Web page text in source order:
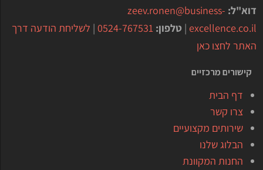
דוא"ל: zeev.ronen@business-
excellence.co.il
| טלפון: 0524-767531
| לשליחת הודעה דרך
האתר לחצו כאן
קישורים מרכזיים
דף הבית
צרו קשר
שירותים מקצועיים
הבלוג שלנו
החנות המקוונת